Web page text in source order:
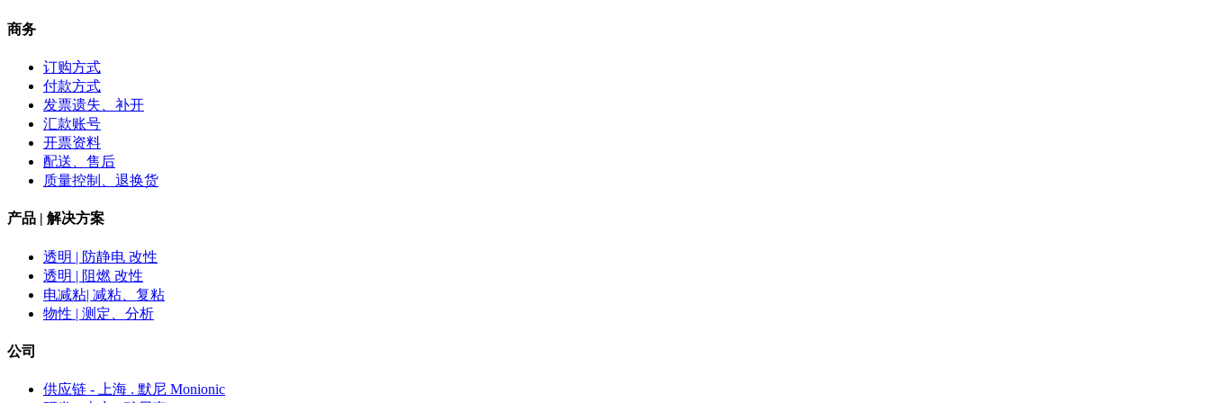
商务
订购方式
付款方式
发票遗失、补开
汇款账号
开票资料
配送、售后
质量控制、退换货
产品 | 解决方案
透明 | 防静电 改性
透明 | 阻燃 改性
电减粘| 减粘、复粘
物性 | 测定、分析
公司
供应链 - 上海 . 默尼 Monionic